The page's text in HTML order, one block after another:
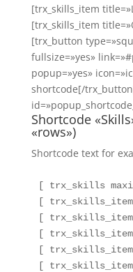
[trx_skills_item
[trx_skills_item
[trx_button
fullsize=»yes»
popup=»yes»
shortcode[/
Shortcode
«rows»)
Shortcode text for
[ trx_skills
[
[ trx_skills_item
[ trx_skills_item
[
[